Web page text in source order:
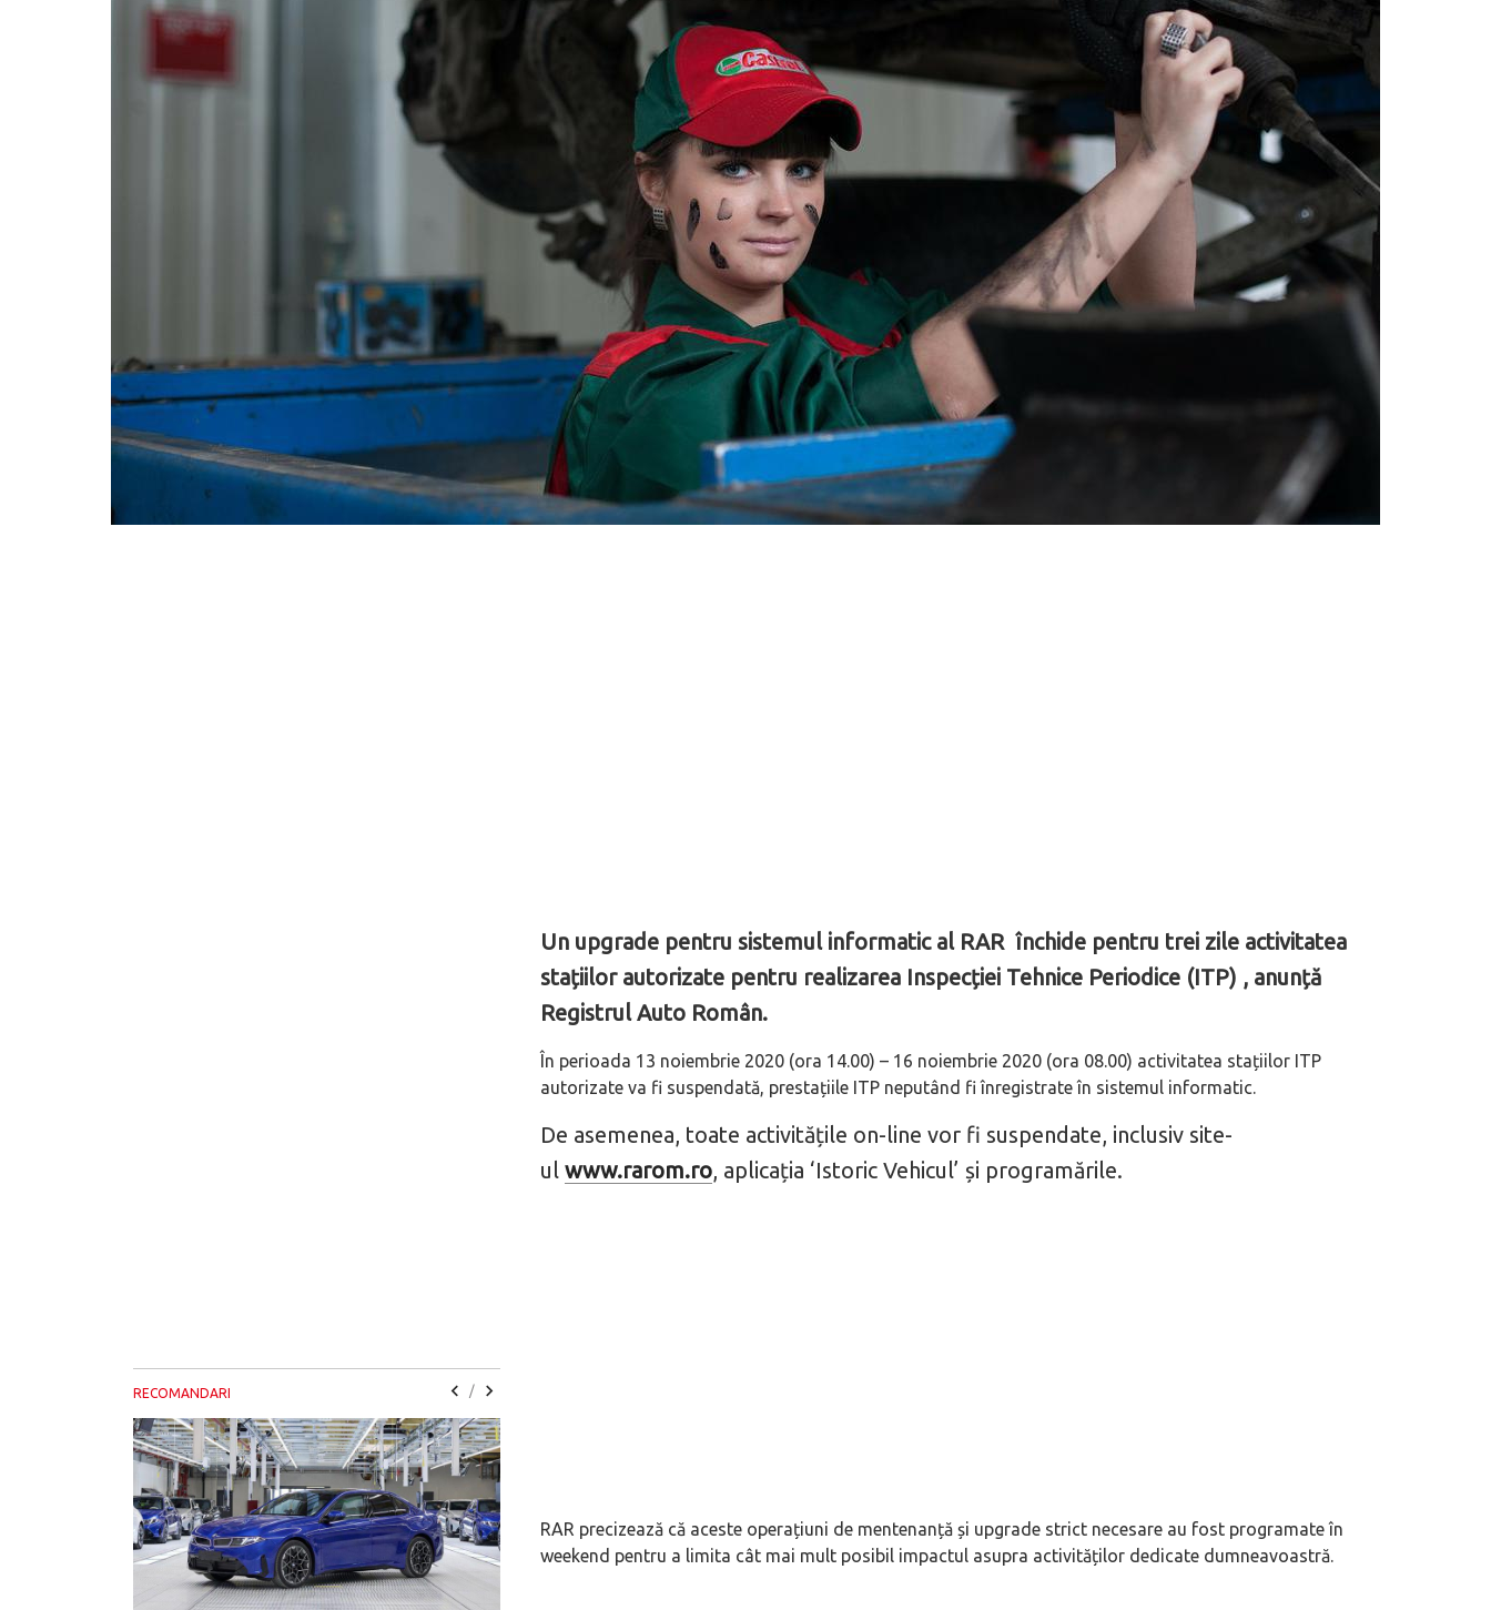
Un upgrade pentru sistemul informatic al RAR închide pentru trei zile activitatea
stațiilor autorizate pentru realizarea Inspecției Tehnice Periodice (ITP) , anunță
Registrul Auto Român.
În perioada 13 noiembrie 2020 (ora 14.00) – 16 noiembrie 2020 (ora 08.00) activitatea stațiilor ITP
autorizate va fi suspendată, prestațiile ITP neputând fi înregistrate în sistemul informatic.
De asemenea, toate activitățile on-line vor fi suspendate, inclusiv site-
ul www.rarom.ro, aplicația ‘Istoric Vehicul’ și programările.
RAR precizează că aceste operațiuni de mentenanță și upgrade strict necesare au fost programate în
weekend pentru a limita cât mai mult posibil impactul asupra activităților dedicate dumneavoastră.
RECOMANDARI /